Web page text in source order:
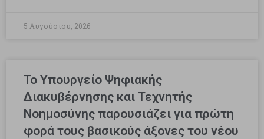
5 Αυγούστου, 2026
Το Υπουργείο Ψηφιακής
Διακυβέρνησης και Τεχνητής
Νοημοσύνης παρουσιάζει για πρώτη
φορά τους βασικούς άξονες του νέου